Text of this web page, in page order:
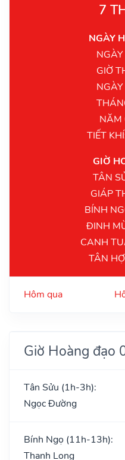
7
NGÀY
GIỜ
NĂM
TIẾT
GIỜ
TÂN
GIÁP
BÍNH
ĐINH
CANH
TÂN
Hôm qua
Giờ Hoàng đạo
Tân Sửu (1h-3h):
Ngọc Đường
Bính Ngọ (11h-13h):
Thanh Long